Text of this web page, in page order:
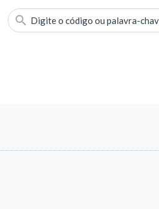
Digite o código ou palavra-